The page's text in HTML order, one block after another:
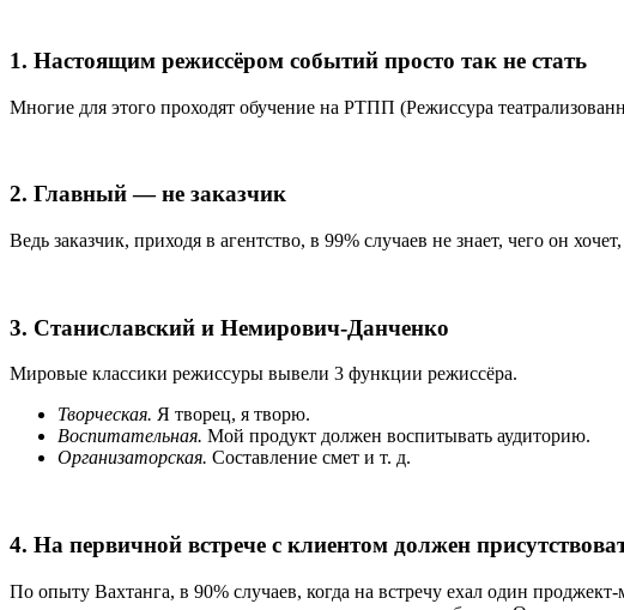
1. Настоящим режиссёром событий просто так не стать
Многие для этого проходят обучение на РТПП (Режиссура
2. Главный — не заказчик
Ведь заказчик, приходя в агентство, в 99% случаев не знает, чего он
3. Станиславский и Немирович-Данченко
Мировые классики режиссуры вывели 3 функции режиссёра.
Творческая. Я творец, я творю.
Воспитательная. Мой продукт должен воспитывать аудиторию.
Организаторская. Составление смет и т. д.
4. На первичной встрече с клиентом должен
По опыту Вахтанга, в 90% случаев, когда на встречу ехал один